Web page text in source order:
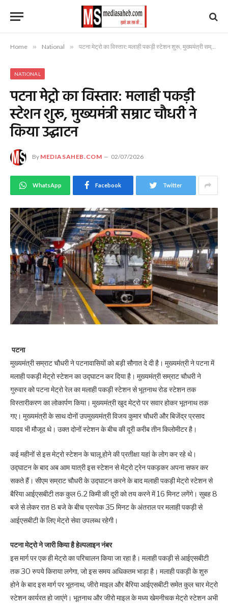
Home » National » पटना मेट्रो का विस्तार: मलाही पकड़ी स्टेशन शुरू, मुख्यमंत्री सम्राट चौधरी ने किया उद्घाटन
NATIONAL
पटना मेट्रो का विस्तार: मलाही पकड़ी
स्टेशन शुरू, मुख्यमंत्री सम्राट चौधरी ने
किया उद्घाटन
By MEDIASAHEB.COM 02/07/2026
WhatsApp Facebook Twitter
पटना
मुख्यमंत्री सम्राट चौधरी ने पटनावासियों को बड़ी सौगात दे दी है। मुख्यमंत्री ने पटना में
मलाही पकड़ी मेट्रो स्टेशन का उद्घाटन कर दिया है। मुख्यमंत्री सम्राट चौधरी ने
गुरुवार को पटना मेट्रो रेल का मलाही पकड़ी स्टेशन से भूतनाथ रोड स्टेशन तक
विस्तारीकरण का लोकार्पण किया। मुख्यमंत्री खुद मेट्रो पर सवार होकर भूतनाथ तक
गए। मुख्यमंत्री के साथ दोनों उपमुख्यमंत्री विजय कुमार चौधरी और बिजेंद्र प्रसाद
यादव भी मौजूद थे। उक्त दोनों स्टेशन के बीच की दूरी करीब तीन किलोमीटर है।
कई महीनों से इस मेट्रो स्टेशन के चालू होने की प्रतीक्षा यहां के लोग कर रहे थे।
उद्घाटन के बाद अब आम यात्री इस स्टेशन से मेट्रो ट्रेन पकड़कर अपना सफर कर
सकते हैं। सीएम सम्राट चौधरी के उद्घाटन करने के बाद मलाही पकड़ी मेट्रो स्टेशन से
बैरिया आईएसबीटी तक कुल 6.2 किमी की दूरी को तय करने में 16 मिनट लगेंगे। सुबह 8
बजे से लेकर रात 8 बजे के बीच प्रत्येक 35 मिनट के अंतराल पर मलाही पकड़ी से
आईएसबीटी के लिए मेट्रो सेवा उपलब्ध रहेगी।
पटना मेट्रो ने जारी किया है हेल्पलाइन नंबर
इस मार्ग पर एक ही मेट्रो का परिचालन किया जा रहा है। मलाही पकड़ी से आईएसबीटी
तक 30 रुपये किराया लगेगा, जो इस समय अधिकतम भाड़ा है। मलाही पकड़ी के शुरु
होने के बाद इस मार्ग पर भूतनाथ, जीरो माइल और बैरिया आईएसबीटी समेत कुल चार मेट्रो
स्टेशन कार्यरत हो जाएंगे। भूतनाथ और जीरो माइल के मध्य खेमनीचक मेट्रो स्टेशन अभी